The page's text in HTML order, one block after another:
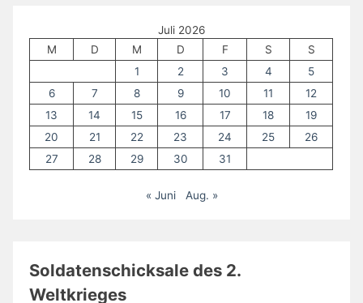
Juli 2026
M
D M D F S
S
1
2 3 4
5
6
7 8 9 10 11
12
13
14 15 16 17 18
19
20
21 22 23 24 25
26
27
28 29 30 31
« Juni Aug. »
Soldatenschicksale des 2.
Weltkrieges